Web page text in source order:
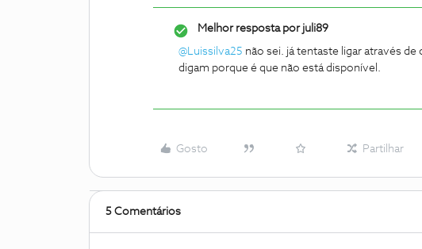
Melhor resposta porjuli89
@Luissilva25 não sei. já tentaste ligar através
digam porque é que não está disponível.
Gosto Partilhar
5 Comentários